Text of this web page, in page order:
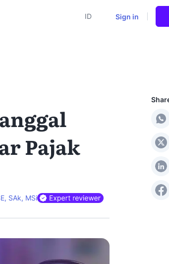
ID Sign in
Pajak
SAk, MSi